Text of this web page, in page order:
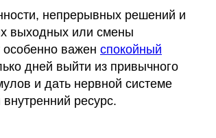
непрерывных решений и
выходных или смены
важен спокойный
дней выйти из привычного
и дать нервной системе
ресурс.